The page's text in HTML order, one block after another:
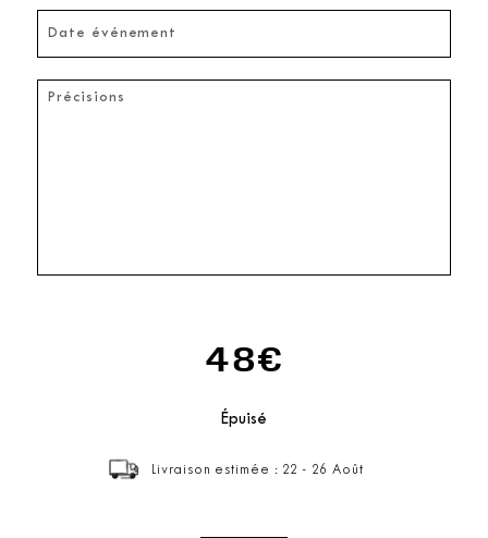
48€
Épuisé
Livraison estimée : 22 - 26 Août